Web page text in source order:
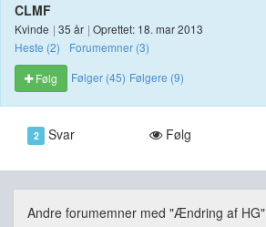
CLMF
Kvinde | 35 år | Oprettet: 18. mar 2013
Heste (2)
Forumemner (3)
Følg
Følger (45) Følgere (9)
2 Svar Følg
Andre forumemner med "Ændring af HG"